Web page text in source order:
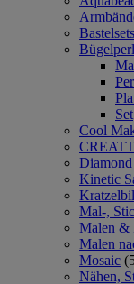
Bastelsets
Set
Cool
Kinetic
Mal-,
Malen &
Malen
Mosaic
Nähen,